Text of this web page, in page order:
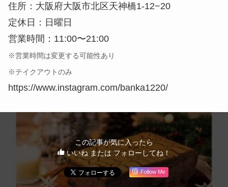
住所：大阪府大阪市北区天神橋1-12−20
定休日：日曜日
営業時間：11:00〜21:00
※営業時間は変更する可能性あり
※テイクアウトのみ
https://www.instagram.com/banka1220/
この記事が気に入ったら
いいね または フォローしてね！
Follow Me